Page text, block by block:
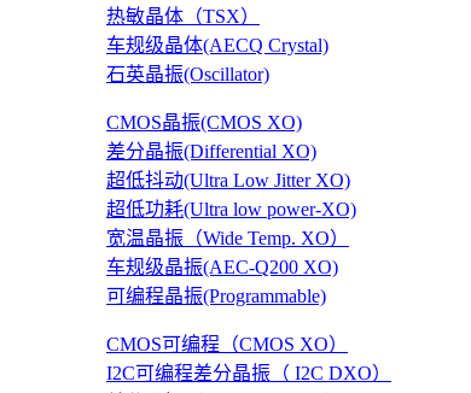
热敏晶体（TSX）
车规级晶体(AECQ Crystal)
石英晶振(Oscillator)
CMOS晶振(CMOS XO)
差分晶振(Differential XO)
超低抖动(Ultra Low Jitter XO)
超低功耗(Ultra low power-XO)
宽温晶振（Wide Temp. XO）
车规级晶振(AEC-Q200 XO)
可编程晶振(Programmable)
CMOS可编程（CMOS XO）
I2C可编程差分晶振（ I2C DXO）